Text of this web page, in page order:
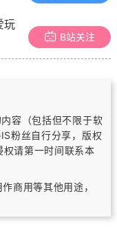
玩
B站关注
容（包括但不限于软
粉丝自行分享，版权
权请第一时间联系本
商用等其他用途，